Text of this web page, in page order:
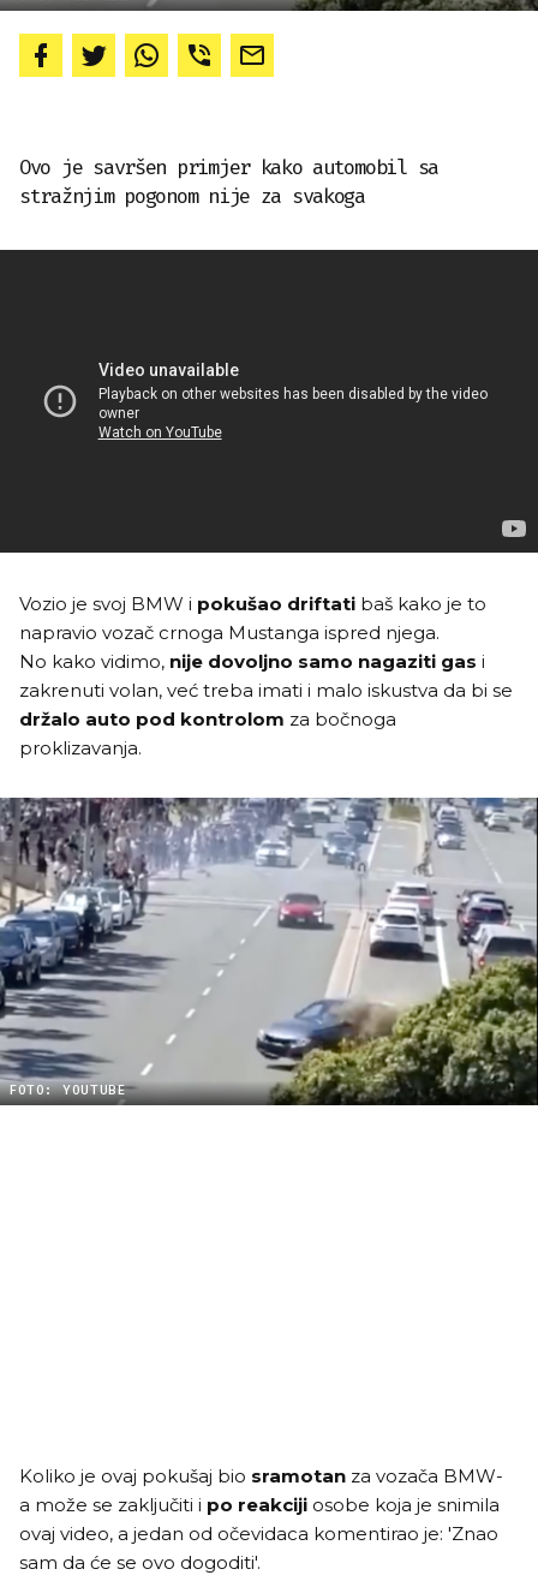
Ovo je savršen primjer kako automobil sa
stražnjim pogonom nije za svakoga
Vozio je svoj BMW i pokušao driftati baš kako je to
napravio vozač crnoga Mustanga ispred njega.
No kako vidimo, nije dovoljno samo nagaziti gas i
zakrenuti volan, već treba imati i malo iskustva da bi se
držalo auto pod kontrolom za bočnoga
proklizavanja.
FOTO: YOUTUBE
Koliko je ovaj pokušaj bio sramotan za vozača BMW-
a može se zaključiti i po reakciji osobe koja je snimila
ovaj video, a jedan od očevidaca komentirao je: 'Znao
sam da će se ovo dogoditi'.